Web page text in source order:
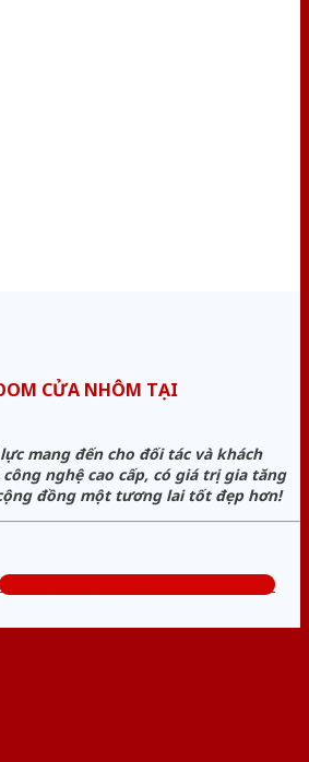
CỬA NHÔM TẠI
mang đến cho đối tác và khách
nghệ cao cấp, có giá trị gia tăng
đồng một tương lai tốt đẹp hơn!
Tổng đài tư vấn miễn phí: 0824.400.400